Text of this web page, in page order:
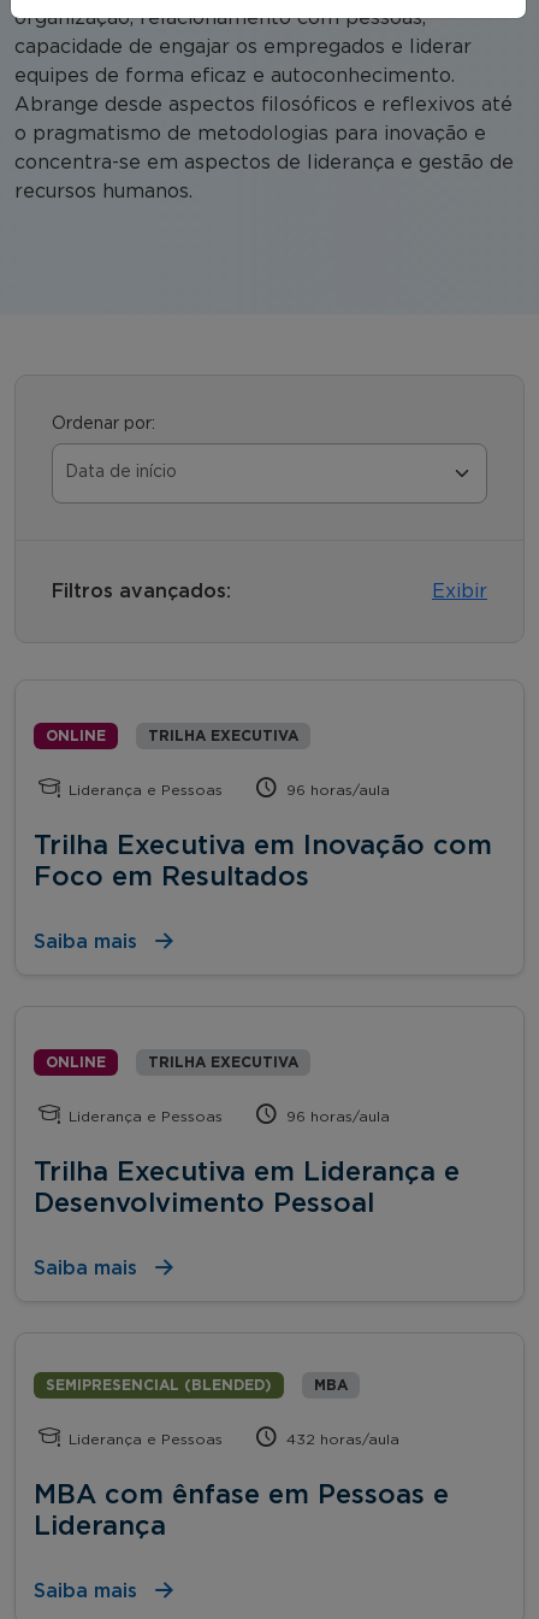
organização, relacionamento com pessoas,
capacidade de engajar os empregados e liderar
equipes de forma eficaz e autoconhecimento.
Abrange desde aspectos filosóficos e reflexivos até
o pragmatismo de metodologias para inovação e
concentra-se em aspectos de liderança e gestão de
recursos humanos.
Ordenar por:
Filtros avançados: Exibir
ONLINE TRILHA EXECUTIVA
Liderança e Pessoas 96 horas/aula
Trilha Executiva em Inovação com
Foco em Resultados
Saiba mais
ONLINE TRILHA EXECUTIVA
Liderança e Pessoas 96 horas/aula
Trilha Executiva em Liderança e
Desenvolvimento Pessoal
Saiba mais
SEMIPRESENCIAL (BLENDED) MBA
Liderança e Pessoas 432 horas/aula
MBA com ênfase em Pessoas e
Liderança
Saiba mais